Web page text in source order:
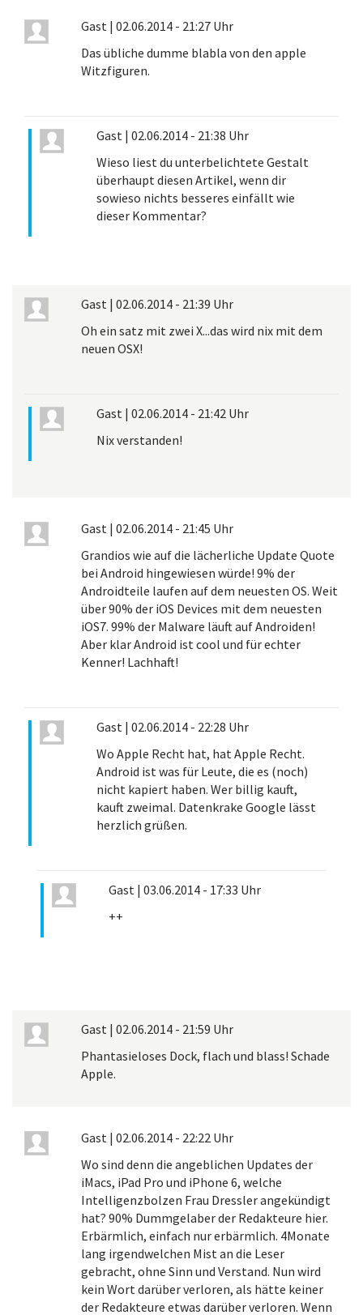
Gast | 02.06.2014 - 21:27 Uhr
Das übliche dumme blabla von den apple
Witzfiguren.
Gast | 02.06.2014 - 21:38 Uhr
Wieso liest du unterbelichtete Gestalt
überhaupt diesen Artikel, wenn dir
sowieso nichts besseres einfällt wie
dieser Kommentar?
Gast | 02.06.2014 - 21:39 Uhr
Oh ein satz mit zwei X...das wird nix mit dem
neuen OSX!
Gast | 02.06.2014 - 21:42 Uhr
Nix verstanden!
Gast | 02.06.2014 - 21:45 Uhr
Grandios wie auf die lächerliche Update Quote
bei Android hingewiesen würde! 9% der
Androidteile laufen auf dem neuesten OS. Weit
über 90% der iOS Devices mit dem neuesten
iOS7. 99% der Malware läuft auf Androiden!
Aber klar Android ist cool und für echter
Kenner! Lachhaft!
Gast | 02.06.2014 - 22:28 Uhr
Wo Apple Recht hat, hat Apple Recht.
Android ist was für Leute, die es (noch)
nicht kapiert haben. Wer billig kauft,
kauft zweimal. Datenkrake Google lässt
herzlich grüßen.
Gast | 03.06.2014 - 17:33 Uhr
++
Gast | 02.06.2014 - 21:59 Uhr
Phantasieloses Dock, flach und blass! Schade
Apple.
Gast | 02.06.2014 - 22:22 Uhr
Wo sind denn die angeblichen Updates der
iMacs, iPad Pro und iPhone 6, welche
Intelligenzbolzen Frau Dressler angekündigt
hat? 90% Dummgelaber der Redakteure hier.
Erbärmlich, einfach nur erbärmlich. 4Monate
lang irgendwelchen Mist an die Leser
gebracht, ohne Sinn und Verstand. Nun wird
kein Wort darüber verloren, als hätte keiner
der Redakteure etwas darüber verloren. Wenn